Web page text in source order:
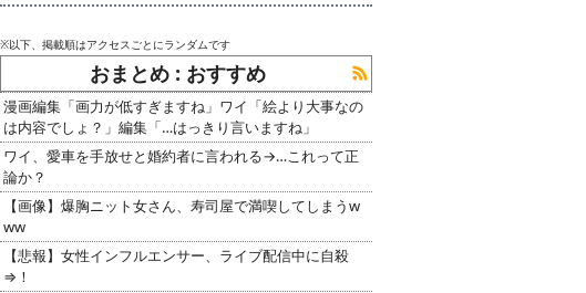
※以下、掲載順はアクセスごとにランダムです
おまとめ : おすすめ
漫画編集「画力が低すぎますね」ワイ「絵より大事なの
は内容でしょ？」編集「…はっきり言いますね」
ワイ、愛車を手放せと婚約者に言われる→…これって正
論か？
【画像】爆胸ニット女さん、寿司屋で満喫してしまうw
ww
【悲報】女性インフルエンサー、ライブ配信中に自殺
⇒！